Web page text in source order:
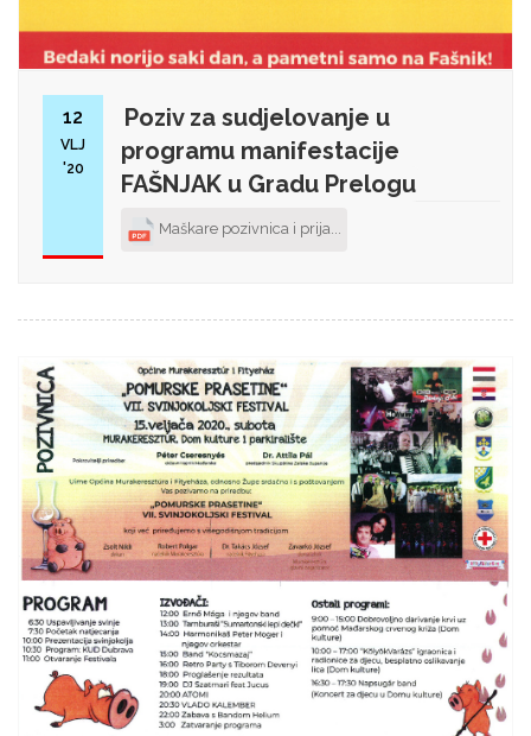
12
VLJ
'20
Poziv za sudjelovanje u
programu manifestacije
FAŠNJAK u Gradu Prelogu
Maškare pozivnica i prija...